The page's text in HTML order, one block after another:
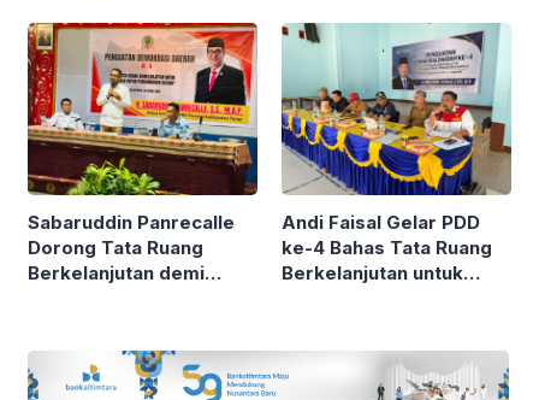
Generasi Muda
Sabaruddin Panrecalle
Dorong Tata Ruang
Berkelanjutan demi
Andi Faisal Gelar PDD
ke-4 Bahas Tata Ruang
Berkelanjutan untuk